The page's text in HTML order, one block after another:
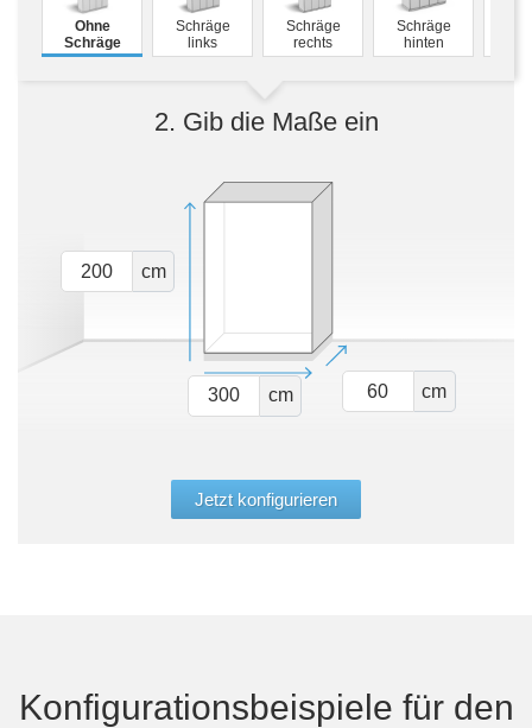
Ohne
Schräge
Schräge
links
Schräge
rechts
Schräge
hinten
2. Gib die Maße ein
cm
cm cm
Jetzt konfigurieren
Konfigurationsbeispiele für den